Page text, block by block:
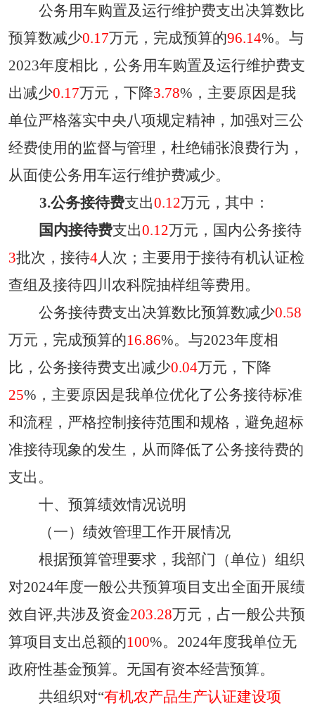
公务用车购置及运行维护费支出决算数比
预算数减少0.17万元， 完成预算的96.14%。 与
2023年度相比， 公务用车购置及运行维护费支
出减少0.17万元 ， 下降3.78%，主要原因是我
单位严格落实中央八项规定精神，加强对三公
经费使用的监督与管理，杜绝铺张浪费行为，
从面使公务用车运行维护费减少。
3.公务接待费支出0.12万元，其中：
国内接待费支出0.12万元，国内公务接待
3批次，接待4人次；主要用于接待有机认证检
查组及接待四川农科院抽样组等费用 。
公务接待费支出决算数比预算数减少0.58
万元， 完成预算的16.86%。与2023年度相
比， 公务接待费支出减少0.04万元 ， 下降
25%，主要原因是我单位优化了公务接待标准
和流程，严格控制接待范围和规格，避免超标
准接待现象的发生，从而降低了公务接待费的
支出 。
十、预算绩效情况说明
（一）绩效管理工作开展情况
根据预算管理要求，我部门（单位）组织
对2024年度一般公共预算项目支出全面开展绩
效自评,共涉及资金203.28万元，占一般公共预
算项目支出总额的100%。 2024年度我单位无
政府性基金预算。 无国有资本经营预算。
共组织对“有机农产品生产认证建设项